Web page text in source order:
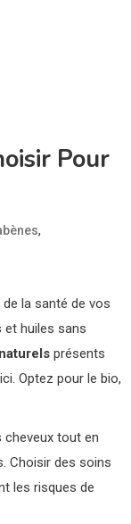
Pour
,
la santé de vos
et huiles sans
présents
Optez pour le bio,
cheveux tout en
Choisir des soins
les risques de